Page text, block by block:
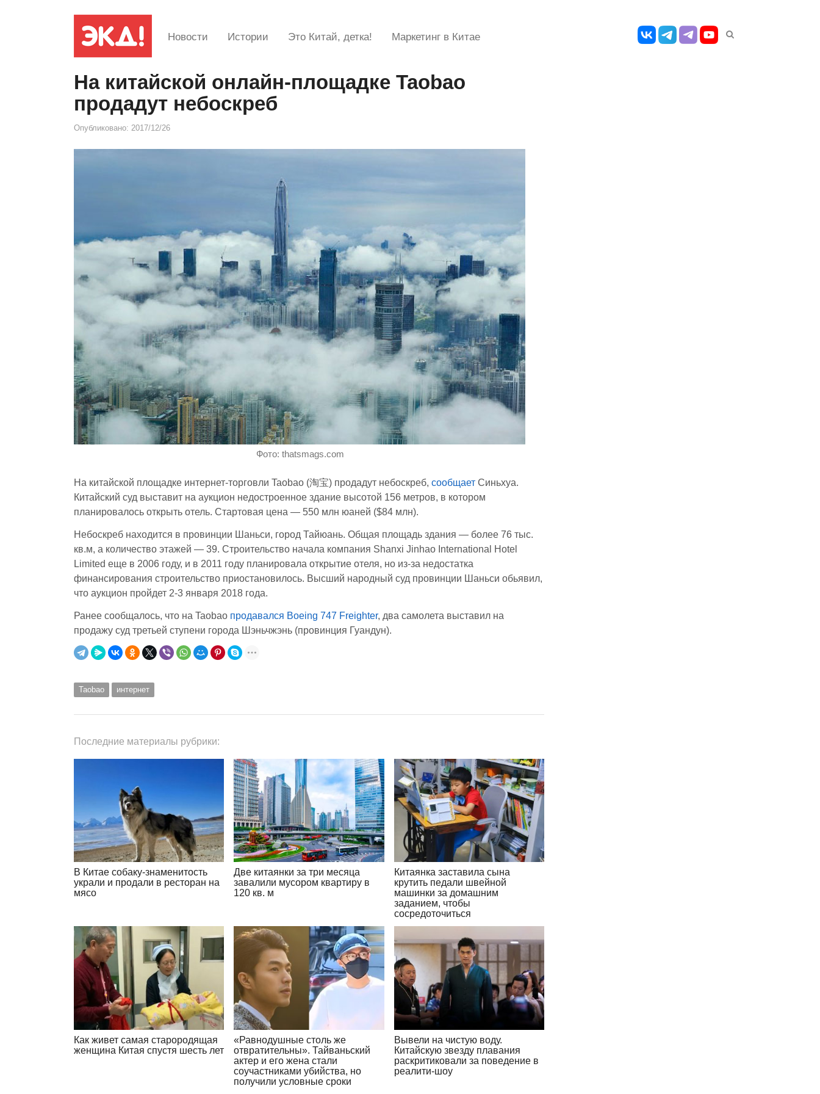
Новости Истории Это Китай, детка! Маркетинг в Китае
На китайской онлайн-площадке Taobao
продадут небоскреб
Опубликовано: 2017/12/26
Фото: thatsmags.com
На китайской площадке интернет-торговли Taobao (淘宝) продадут небоскреб, сообщает Синьхуа.
Китайский суд выставит на аукцион недостроенное здание высотой 156 метров, в котором
планировалось открыть отель. Стартовая цена — 550 млн юаней ($84 млн).
Небоскреб находится в провинции Шаньси, город Тайюань. Общая площадь здания — более 76 тыс.
кв.м, а количество этажей — 39. Строительство начала компания Shanxi Jinhao International Hotel
Limited еще в 2006 году, и в 2011 году планировала открытие отеля, но из-за недостатка
финансирования строительство приостановилось. Высший народный суд провинции Шаньси обьявил,
что аукцион пройдет 2-3 января 2018 года.
Ранее сообщалось, что на Taobao продавался Boeing 747 Freighter, два самолета выставил на
продажу суд третьей ступени города Шэньчжэнь (провинция Гуандун).
Taobao интернет
Последние материалы рубрики:
В Китае собаку-знаменитость
украли и продали в ресторан на
мясо
Две китаянки за три месяца
завалили мусором квартиру в
120 кв. м
Китаянка заставила сына
крутить педали швейной
машинки за домашним
заданием, чтобы
сосредоточиться
Как живет самая старородящая
женщина Китая спустя шесть лет
«Равнодушные столь же
отвратительны». Тайваньский
актер и его жена стали
соучастниками убийства, но
получили условные сроки
Вывели на чистую воду.
Китайскую звезду плавания
раскритиковали за поведение в
реалити-шоу